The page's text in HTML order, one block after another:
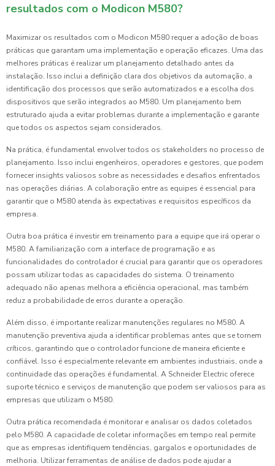
resultados com o Modicon M580?
Maximizar os resultados com o Modicon M580 requer a adoção de boas
práticas que garantam uma implementação e operação eficazes. Uma das
melhores práticas é realizar um planejamento detalhado antes da
instalação. Isso inclui a definição clara dos objetivos da automação, a
identificação dos processos que serão automatizados e a escolha dos
dispositivos que serão integrados ao M580. Um planejamento bem
estruturado ajuda a evitar problemas durante a implementação e garante
que todos os aspectos sejam considerados.
Na prática, é fundamental envolver todos os stakeholders no processo de
planejamento. Isso inclui engenheiros, operadores e gestores, que podem
fornecer insights valiosos sobre as necessidades e desafios enfrentados
nas operações diárias. A colaboração entre as equipes é essencial para
garantir que o M580 atenda às expectativas e requisitos específicos da
empresa.
Outra boa prática é investir em treinamento para a equipe que irá operar o
M580. A familiarização com a interface de programação e as
funcionalidades do controlador é crucial para garantir que os operadores
possam utilizar todas as capacidades do sistema. O treinamento
adequado não apenas melhora a eficiência operacional, mas também
reduz a probabilidade de erros durante a operação.
Além disso, é importante realizar manutenções regulares no M580. A
manutenção preventiva ajuda a identificar problemas antes que se tornem
críticos, garantindo que o controlador funcione de maneira eficiente e
confiável. Isso é especialmente relevante em ambientes industriais, onde a
continuidade das operações é fundamental. A Schneider Electric oferece
suporte técnico e serviços de manutenção que podem ser valiosos para as
empresas que utilizam o M580.
Outra prática recomendada é monitorar e analisar os dados coletados
pelo M580. A capacidade de coletar informações em tempo real permite
que as empresas identifiquem tendências, gargalos e oportunidades de
melhoria. Utilizar ferramentas de análise de dados pode ajudar a